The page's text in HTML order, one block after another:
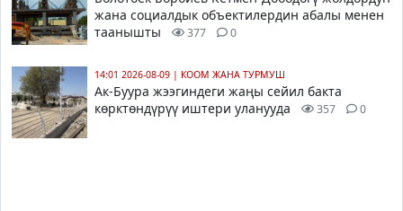
жана социалдык объектилердин абалы менен
таанышты
377 0
14:01 2026-08-09 | КООМ ЖАНА ТУРМУШ
Ак-Буура жээгиндеги жаңы сейил бакта
көрктөндүрүү иштери уланууда
357 0